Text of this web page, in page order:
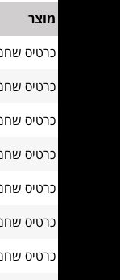
מוצר
כרטיס
כרטיס
כרטיס
כרטיס
כרטיס
כרטיס
כרטיס